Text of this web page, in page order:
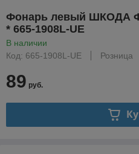
Фонарь левый ШКОДА
* 665-1908L-UE
В наличии
Код: 665-1908L-UE
Розница
89 руб.